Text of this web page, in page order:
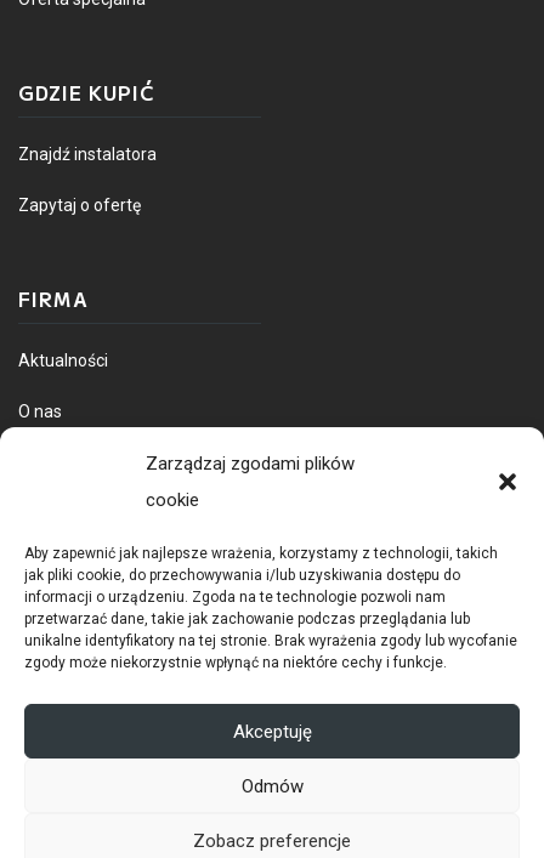
Zarządzaj zgodami plików
cookie
Aby zapewnić jak najlepsze wrażenia, korzystamy z technologii, takich
jak pliki cookie, do przechowywania i/lub uzyskiwania dostępu do
informacji o urządzeniu. Zgoda na te technologie pozwoli nam
przetwarzać dane, takie jak zachowanie podczas przeglądania lub
unikalne identyfikatory na tej stronie. Brak wyrażenia zgody lub wycofanie
zgody może niekorzystnie wpłynąć na niektóre cechy i funkcje.
Akceptuję
Odmów
Zobacz preferencje
GDZIE KUPIĆ
Znajdź instalatora
Zapytaj o ofertę
FIRMA
Aktualności
O nas
Dostawa towarów